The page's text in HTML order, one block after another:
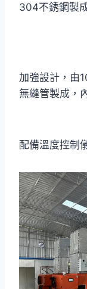
304不銹鋼製
加強設計，由
無縫管製成，
配備溫度控制